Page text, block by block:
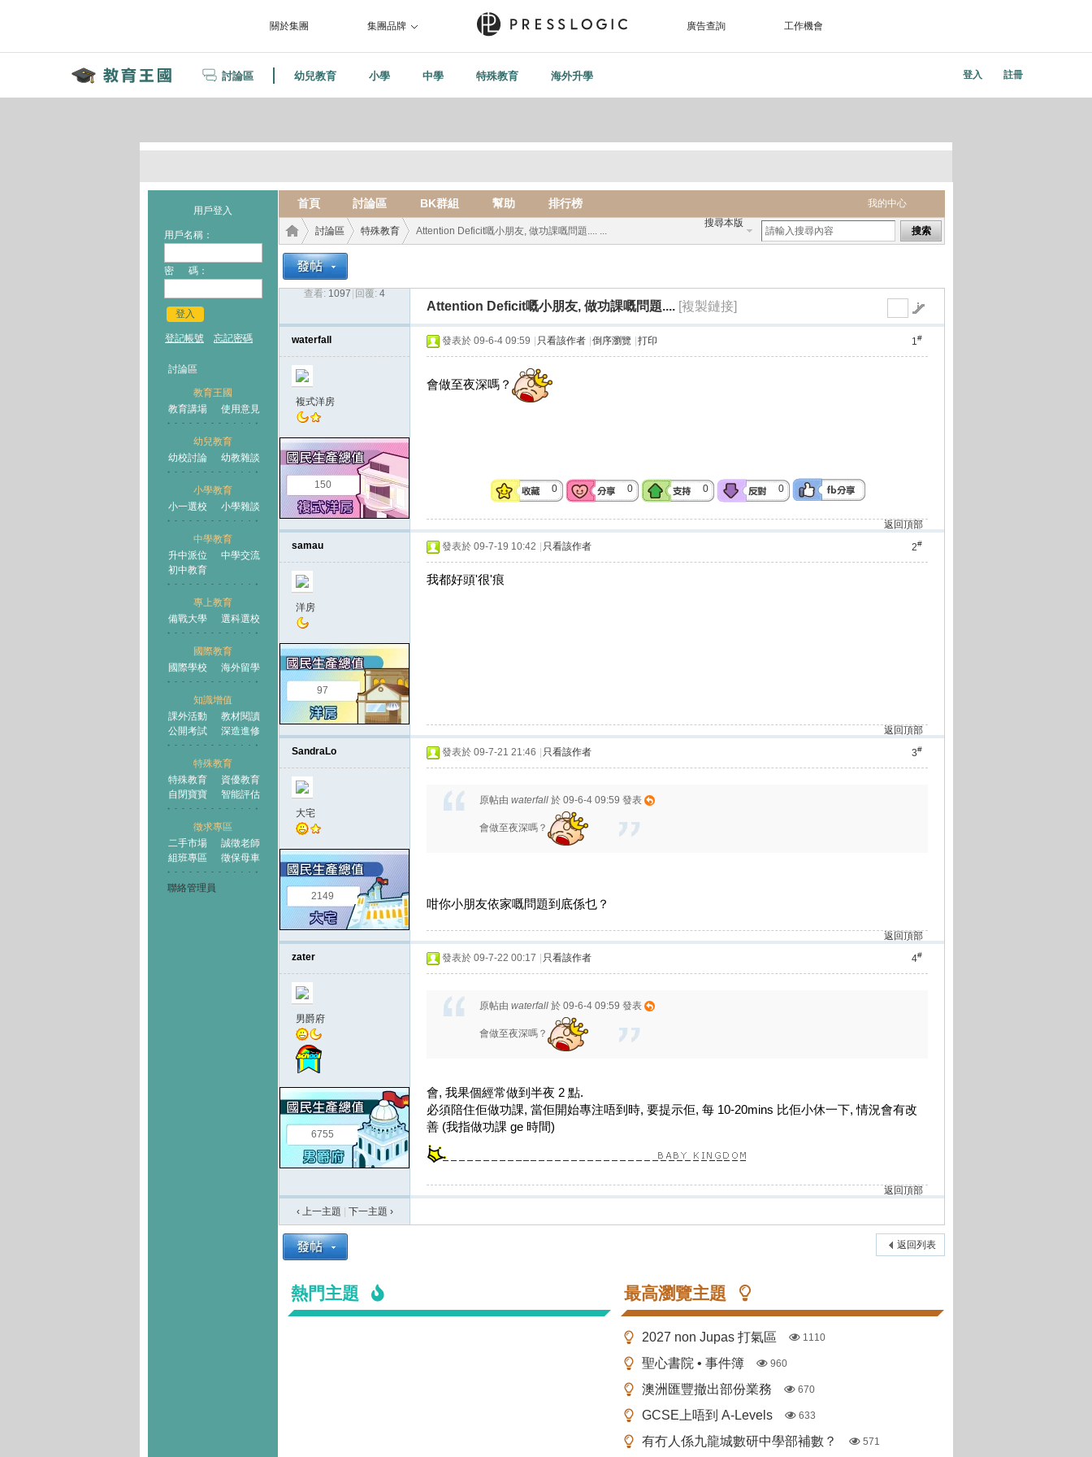
關於集團 集團品牌 廣告查詢 工作機會
討論區 幼兒教育 小學 中學 特殊教育 海外升學 登入 註冊
用戶登入
用戶名稱：
密 碼：
登入
登記帳號 忘記密碼
討論區
教育王國
教育講場
使用意見
幼兒教育
幼校討論
幼教雜談
小學教育
小一選校
小學雜談
中學教育
升中派位
中學交流
初中教育
專上教育
備戰大學
選科選校
國際教育
國際學校
海外留學
知識增值
課外活動
教材閱讀
公開考試
深造進修
特殊教育
特殊教育
資優教育
自閉寶寶
智能評估
徵求專區
二手市場
誠徵老師
組班專區
徵保母車
聯絡管理員
我的中心
首頁 討論區 BK群組 幫助 排行榜
搜尋本版
搜索
王國
討論區
›
特殊教育 Attention Deficit嘅小朋友, 做功課嘅問題.... ...
查看: 1097 回覆: 4
Attention Deficit嘅小朋友, 做功課嘅問題.... [複製鏈接]
waterfall
複式洋房
150
1#
發表於 09-6-4 09:59 只看該作者 倒序瀏覽 打印
會做至夜深嗎？
0 0 0 0
返回頂部
samau
洋房
97
2#
發表於 09-7-19 10:42 只看該作者
我都好頭'很'痕
返回頂部
SandraLo
大宅
2149
3#
發表於 09-7-21 21:46 只看該作者
原帖由 waterfall 於 09-6-4 09:59 發表
會做至夜深嗎？
咁你小朋友依家嘅問題到底係乜？
返回頂部
zater
男爵府
6755
4#
發表於 09-7-22 00:17 只看該作者
原帖由 waterfall 於 09-6-4 09:59 發表
會做至夜深嗎？
會, 我果個經常做到半夜 2 點.
必須陪住佢做功課, 當佢開始專注唔到時, 要提示佢, 每 10-20mins 比佢小休一下, 情況會有改
善 (我指做功課 ge 時間)
返回頂部
‹ 上一主題
下一主題 ›
返回列表
熱門主題 最高瀏覽主題
2027 non Jupas 打氣區 1110
聖心書院 • 事件簿 960
澳洲匯豐撤出部份業務 670
GCSE上唔到 A-Levels 633
有冇人係九龍城數研中學部補數？ 571